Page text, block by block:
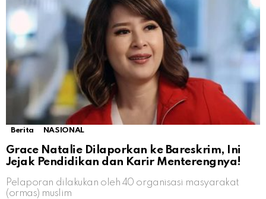
Berita NASIONAL
Grace Natalie Dilaporkan ke Bareskrim, Ini
Jejak Pendidikan dan Karir Menterengnya!
Pelaporan dilakukan oleh 40 organisasi masyarakat
(ormas) muslim